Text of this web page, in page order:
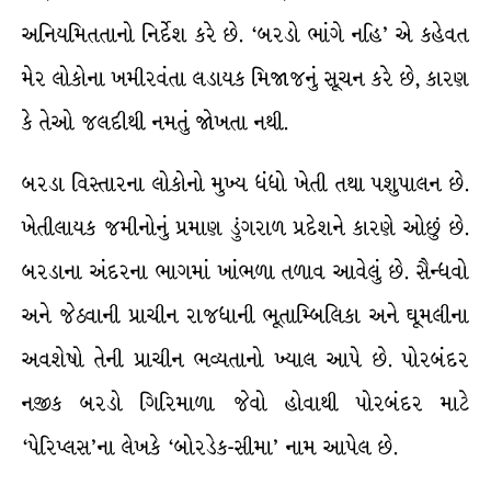
અનિયમિતતાનો નિર્દેશ કરે છે. ‘બરડો ભાંગે નહિ’ એ કહેવત
મેર લોકોના ખમીરવંતા લડાયક મિજાજનું સૂચન કરે છે, કારણ
કે તેઓ જલદીથી નમતું જોખતા નથી.
બરડા વિસ્તારના લોકોનો મુખ્ય ધંધો ખેતી તથા પશુપાલન છે.
ખેતીલાયક જમીનોનું પ્રમાણ ડુંગરાળ પ્રદેશને કારણે ઓછું છે.
બરડાના અંદરના ભાગમાં ખાંભળા તળાવ આવેલું છે. સૈન્ધવો
અને જેઠવાની પ્રાચીન રાજધાની ભૂતામ્બિલિકા અને ઘૂમલીના
અવશેષો તેની પ્રાચીન ભવ્યતાનો ખ્યાલ આપે છે. પોરબંદર
નજીક બરડો ગિરિમાળા જેવો હોવાથી પોરબંદર માટે
‘પેરિપ્લસ’ના લેખકે ‘બોરડેક-સીમા’ નામ આપેલ છે.